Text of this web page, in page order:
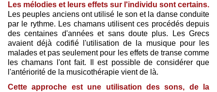
Les mélodies et leurs effets sur l'individu sont certains.
Les peuples anciens ont utilisé le son et la danse conduite
par le rythme. Les chamans utilisent ces procédés depuis
des centaines d'années et sans doute plus. Les Grecs
avaient déjà codifié l'utilisation de la musique pour les
malades et pas seulement pour les effets de transe comme
les chamans l'ont fait. Il est possible de considérer que
l'antériorité de la musicothérapie vient de là.
Cette approche est une utilisation des sons, de la